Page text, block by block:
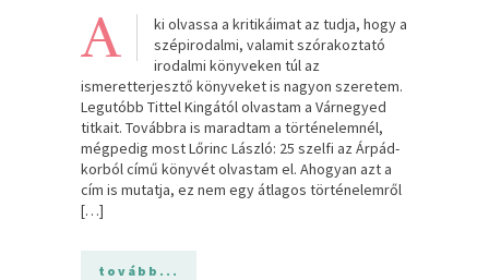
A
ki olvassa a kritikáimat az tudja, hogy a
szépirodalmi, valamit szórakoztató
irodalmi könyveken túl az
ismeretterjesztő könyveket is nagyon szeretem.
Legutóbb Tittel Kingától olvastam a Várnegyed
titkait. Továbbra is maradtam a történelemnél,
mégpedig most Lőrinc László: 25 szelfi az Árpád-
korból című könyvét olvastam el. Ahogyan azt a
cím is mutatja, ez nem egy átlagos történelemről
[…]
tovább...